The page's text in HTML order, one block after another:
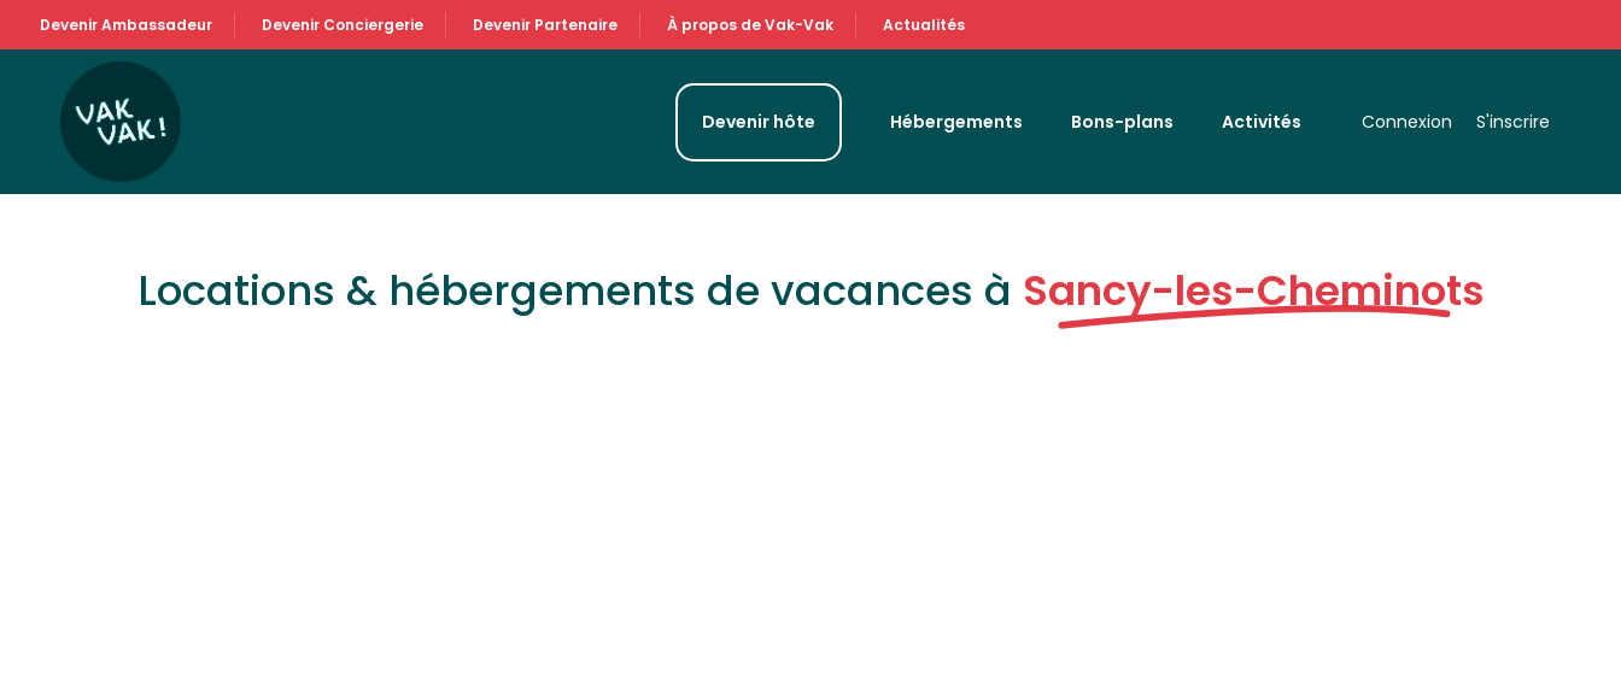
Devenir Ambassadeur Devenir Conciergerie Devenir Partenaire À propos de Vak-Vak Actualités
Devenir hôte Hébergements Bons-plans Activités Connexion S'inscrire
Locations & hébergements de vacances à Sancy-les-Cheminots